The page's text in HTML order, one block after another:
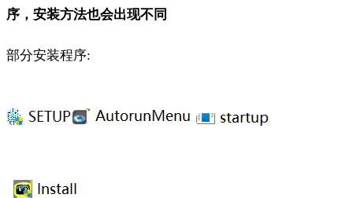
序，安装方法也会出现不同
部分安装程序: